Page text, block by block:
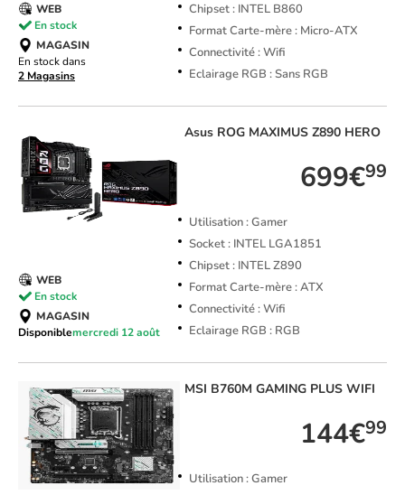
Chipset : INTEL B860
Format Carte-mère : Micro-ATX
Connectivité : Wifi
Eclairage RGB : Sans RGB
WEB
En stock
MAGASIN
En stock dans
2 Magasins
Asus ROG MAXIMUS Z890 HERO
699€99
Utilisation : Gamer
Socket : INTEL LGA1851
Chipset : INTEL Z890
Format Carte-mère : ATX
Connectivité : Wifi
Eclairage RGB : RGB
WEB
En stock
MAGASIN
Disponiblemercredi 12 août
MSI B760M GAMING PLUS WIFI
144€99
Utilisation : Gamer